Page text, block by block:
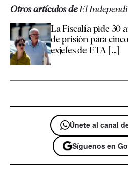
Otros artículos deEl
La Fiscalía pide 30
de prisión para cinco
exjefes de ETA [...]
Únete al canal
Síguenos en